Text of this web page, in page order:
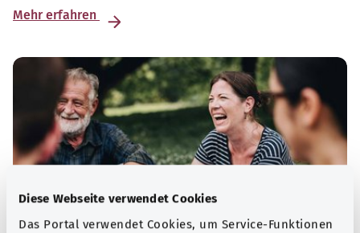
Diese Webseite verwendet Cookies
Das Portal verwendet Cookies, um Service-Funktionen
Mehr erfahren